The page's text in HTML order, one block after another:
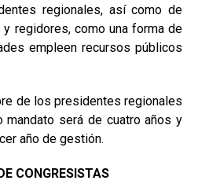
regionales, así como de
regidores, como una forma de
empleen recursos públicos
de los presidentes regionales
mandato será de cuatro años y
año de gestión.
CONGRESISTAS